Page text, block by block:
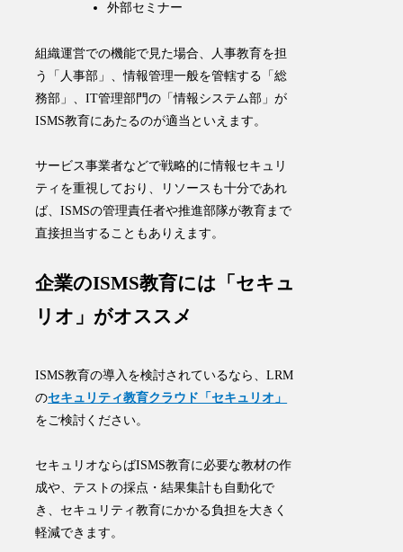
外部セミナー
組織運営での機能で見た場合、人事教育を担
う「人事部」、情報管理一般を管轄する「総
務部」、IT管理部門の「情報システム部」が
ISMS教育にあたるのが適当といえます。
サービス事業者などで戦略的に情報セキュリ
ティを重視しており、リソースも十分であれ
ば、ISMSの管理責任者や推進部隊が教育まで
直接担当することもありえます。
企業のISMS教育には「セキュ
リオ」がオススメ
ISMS教育の導入を検討されているなら、LRM
のセキュリティ教育クラウド「セキュリオ」
をご検討ください。
セキュリオならばISMS教育に必要な教材の作
成や、テストの採点・結果集計も自動化で
き、セキュリティ教育にかかる負担を大きく
軽減できます。